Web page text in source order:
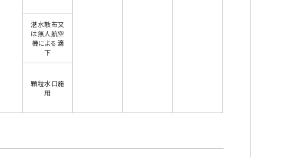
湛水散布又
は無人航空
機による滴
下
顆粒水口施
用